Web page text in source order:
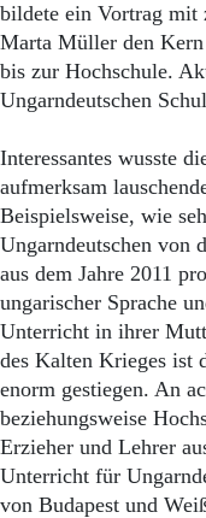
bildete ein Vortrag mit
Marta Müller den Kern
bis zur Hochschule.
Ungarndeutschen
Interessantes wusste
aufmerksam
Beispielsweise, wie
Ungarndeutschen von
aus dem Jahre 2011
ungarischer Sprache
Unterricht in ihrer
des Kalten Krieges ist
enorm gestiegen. An
beziehungsweise
Erzieher und Lehrer
Unterricht für
von Budapest und